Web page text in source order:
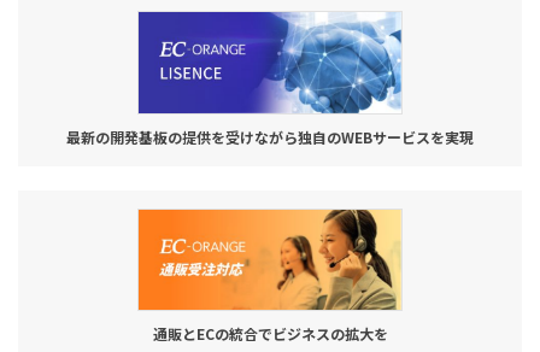
最新の開発基板の提供を受けながら独自のWEBサービスを実現
通販とECの統合でビジネスの拡大を